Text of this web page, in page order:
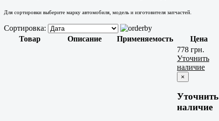
Для сортировки выберите марку автомобиля, модель и изготовителя запчастей.
Сортировка:
Товар
Описание Применяемость Цена
778 грн.
Уточнить
наличие
×
Уточнить
наличие